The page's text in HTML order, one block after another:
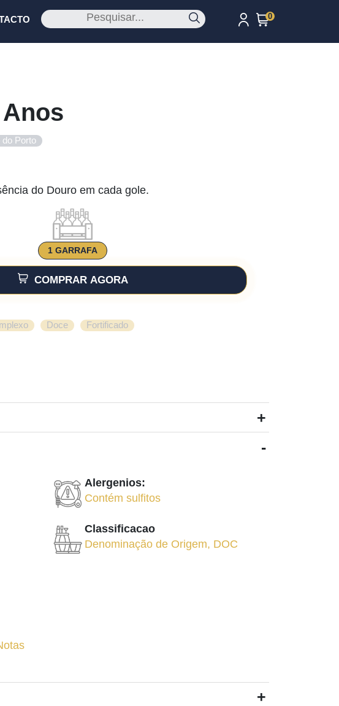
0
do Porto
do Douro em cada gole.
1 GARRAFA
COMPRAR AGORA
Doce Fortificado
+
-
Alergenios:
Contém sulfitos
Classificacao
Denominação de Origem, DOC
+